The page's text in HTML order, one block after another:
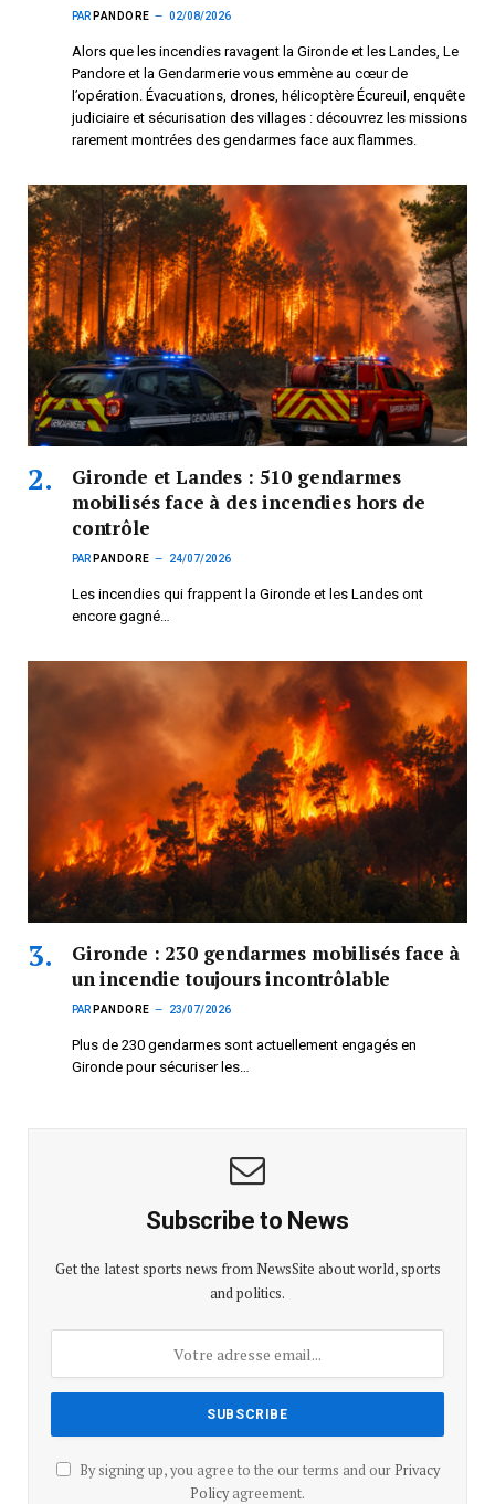
PAR PANDORE 02/08/2026
Alors que les incendies ravagent la Gironde et les Landes, Le
Pandore et la Gendarmerie vous emmène au cœur de
l’opération. Évacuations, drones, hélicoptère Écureuil, enquête
judiciaire et sécurisation des villages : découvrez les missions
rarement montrées des gendarmes face aux flammes.
Gironde et Landes : 510 gendarmes
mobilisés face à des incendies hors de
contrôle
PAR PANDORE 24/07/2026
Les incendies qui frappent la Gironde et les Landes ont
encore gagné…
Gironde : 230 gendarmes mobilisés face à
un incendie toujours incontrôlable
PAR PANDORE 23/07/2026
Plus de 230 gendarmes sont actuellement engagés en
Gironde pour sécuriser les…
Subscribe to News
Get the latest sports news from NewsSite about world, sports
and politics.
By signing up, you agree to the our terms and our Privacy
Policyagreement.